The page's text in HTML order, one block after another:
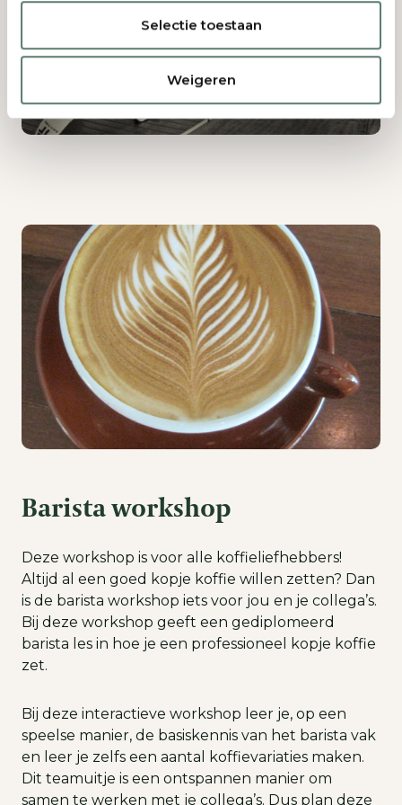
Selectie toestaan
Weigeren
Barista workshop
Deze workshop is voor alle koffieliefhebbers!
Altijd al een goed kopje koffie willen zetten? Dan
is de barista workshop iets voor jou en je collega’s.
Bij deze workshop geeft een gediplomeerd
barista les in hoe je een professioneel kopje koffie
zet.
Bij deze interactieve workshop leer je, op een
speelse manier, de basiskennis van het barista vak
en leer je zelfs een aantal koffievariaties maken.
Dit teamuitje is een ontspannen manier om
samen te werken met je collega’s. Dus plan deze